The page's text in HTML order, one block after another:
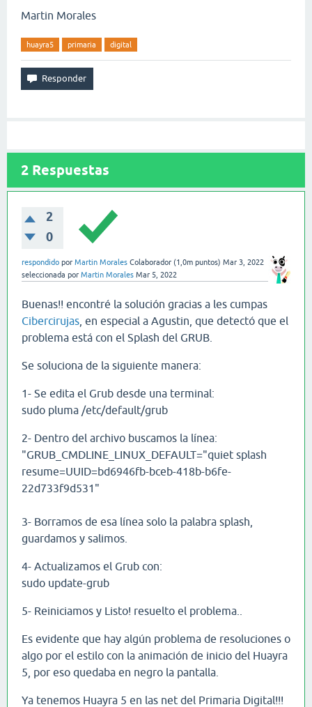
Martin Morales
huayra5 primaria digital
2 Respuestas
2
0
respondido por Martin Morales Colaborador (1,0m puntos) Mar 3, 2022
seleccionada por Martin Morales Mar 5, 2022
Buenas!! encontré la solución gracias a les cumpas
Cibercirujas , en especial a Agustin, que detectó que el
problema está con el Splash del GRUB.
Se soluciona de la siguiente manera:
1- Se edita el Grub desde una terminal:
sudo pluma /etc/default/grub
2- Dentro del archivo buscamos la línea:
"GRUB_CMDLINE_LINUX_DEFAULT="quiet splash
resume=UUID=bd6946fb-bceb-418b-b6fe-
22d733f9d531"
3- Borramos de esa línea solo la palabra splash,
guardamos y salimos.
4- Actualizamos el Grub con:
sudo update-grub
5- Reiniciamos y Listo! resuelto el problema..
Es evidente que hay algún problema de resoluciones o
algo por el estilo con la animación de inicio del Huayra
5, por eso quedaba en negro la pantalla.
Ya tenemos Huayra 5 en las net del Primaria Digital!!!